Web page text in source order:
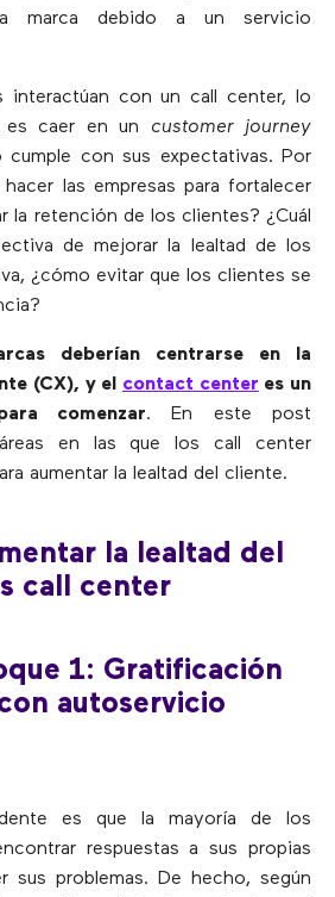
marca debido a un servicio
interactúan con un call center, lo
es caer en un customer journey
cumple con sus expectativas. Por
las empresas para fortalecer
la retención de los clientes? ¿Cuál
de mejorar la lealtad de los
¿cómo evitar que los clientes se
deberían centrarse en la
(CX), y el contact center es un
comenzar. En este post
en las que los call center
aumentar la lealtad del cliente.
la lealtad del
call center
1: Gratificación
autoservicio
es que la mayoría de los
respuestas a sus propias
sus problemas. De hecho, según